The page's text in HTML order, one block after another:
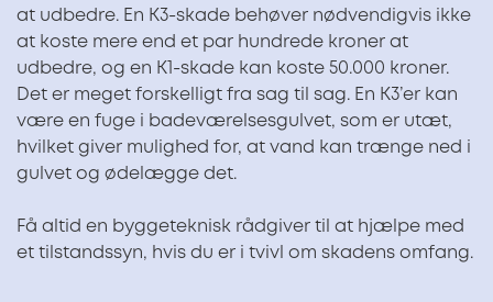
at udbedre. En K3-skade behøver nødvendigvis ikke
at koste mere end et par hundrede kroner at
udbedre, og en K1-skade kan koste 50.000 kroner.
Det er meget forskelligt fra sag til sag. En K3’er kan
være en fuge i badeværelsesgulvet, som er utæt,
hvilket giver mulighed for, at vand kan trænge ned i
gulvet og ødelægge det.
Få altid en byggeteknisk rådgiver til at hjælpe med
et tilstandssyn, hvis du er i tvivl om skadens omfang.